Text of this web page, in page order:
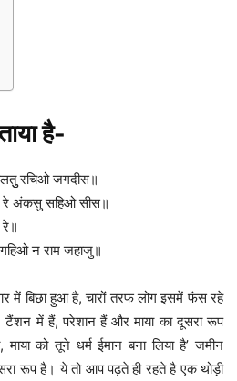
है-
रचिओ जगदीस॥
रे अंकसु सहिओ सीस॥
रे॥
न राम जहाजु॥
में बिछा हुआ है, चारों तरफ लोग इसमें फंस रहे
में हैं, परेशान हैं और माया का दूसरा रूप
माया को तूने धर्म ईमान बना लिया है’ जमीन
रूप है। ये तो आप पढ़ते ही रहते है एक थोड़ी